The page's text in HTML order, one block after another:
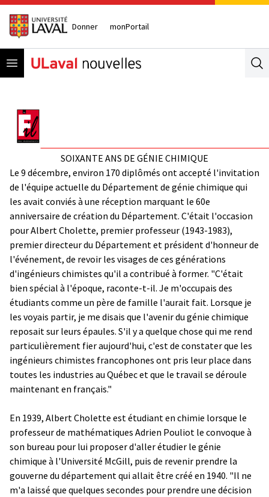
Donner monPortail
Open menu
SOIXANTE ANS DE GÉNIE CHIMIQUE
Le 9 décembre, environ 170 diplômés ont accepté l'invitation
de l'équipe actuelle du Département de génie chimique qui
les avait conviés à une réception marquant le 60e
anniversaire de création du Département. C'était l'occasion
pour Albert Cholette, premier professeur (1943-1983),
premier directeur du Département et président d'honneur de
l'événement, de revoir les visages de ces générations
d'ingénieurs chimistes qu'il a contribué à former. "C'était
bien spécial à l'époque, raconte-t-il. Je m'occupais des
étudiants comme un père de famille l'aurait fait. Lorsque je
les voyais partir, je me disais que l'avenir du génie chimique
reposait sur leurs épaules. S'il y a quelque chose qui me rend
particulièrement fier aujourd'hui, c'est de constater que les
ingénieurs chimistes francophones ont pris leur place dans
toutes les industries au Québec et que le travail se déroule
maintenant en français."
En 1939, Albert Cholette est étudiant en chimie lorsque le
professeur de mathématiques Adrien Pouliot le convoque à
son bureau pour lui proposer d'aller étudier le génie
chimique à l'Université McGill, puis de revenir prendre la
gouverne du département qui allait être créé en 1940. "Il ne
m'a laissé que quelques secondes pour prendre une décision